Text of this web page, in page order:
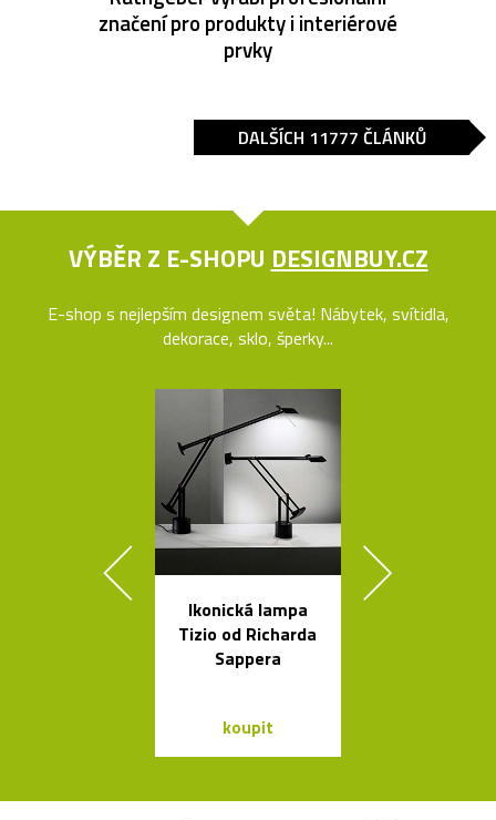
značení pro produkty i interiérové
prvky
DALŠÍCH 11777 ČLÁNKŮ
VÝBĚR Z E-SHOPU DESIGNBUY.CZ
E-shop s nejlepším designem světa! Nábytek, svítidla,
dekorace, sklo, šperky...
Ikonická lampa
Tizio od Richarda
Sappera
koupit